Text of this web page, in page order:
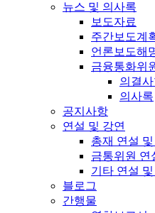
뉴스 및 의사록
보도자료
주간보도계
언론보도해
금융통화위
의결
의사록
공지사항
연설 및 강연
총재 연설 및
금통위원 연
기타 연설 및
블로그
간행물